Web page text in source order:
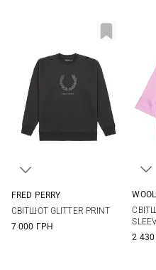
FRED PERRY
СВІТШОТ GLITTER PRINT
7 000 ГРН
2